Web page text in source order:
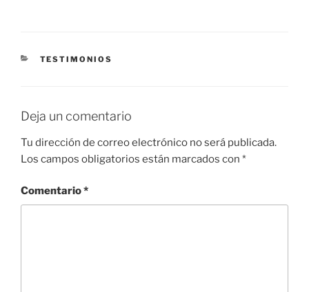
e
o
k
er e
er p
CATEGORÍAS
TESTIMONIOS
Deja un comentario
Tu dirección de correo electrónico no será publicada.
Los campos obligatorios están marcados con *
Comentario*